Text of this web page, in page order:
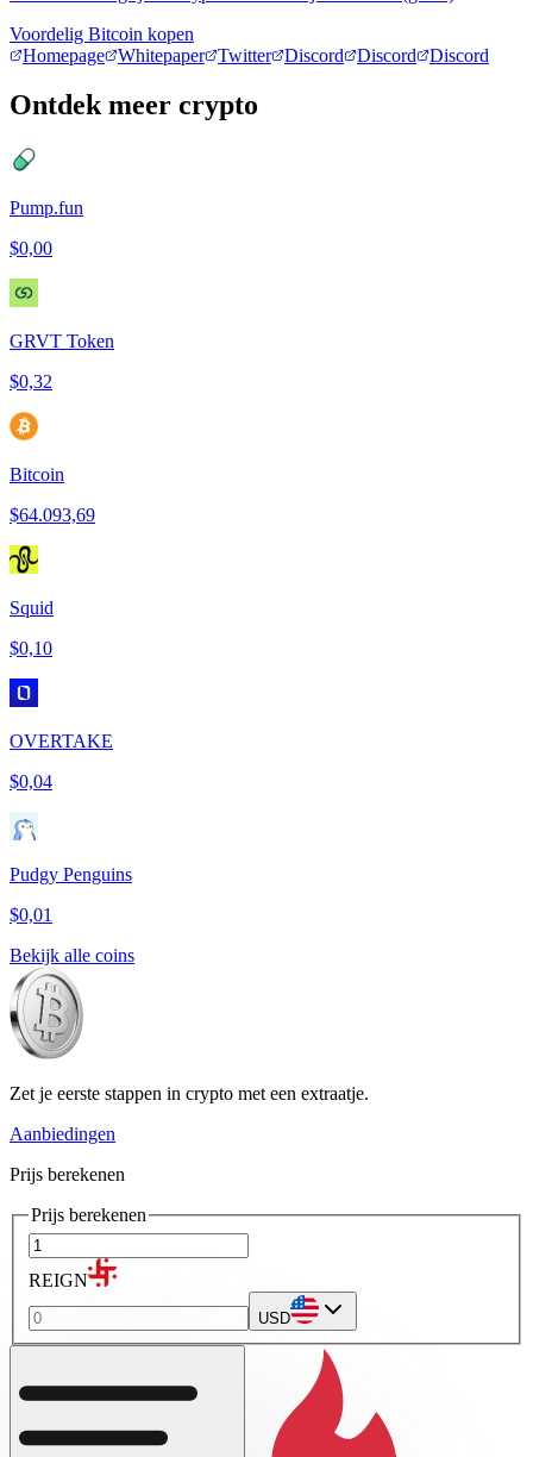
Voordelig Bitcoin kopen
Homepage
Whitepaper Twitter Discord Discord Discord
Ontdek meer crypto
Pump.fun
$0,00
GRVT Token
$0,32
Bitcoin
$64.093,69
Squid
$0,10
OVERTAKE
$0,04
Pudgy Penguins
$0,01
Bekijk alle coins
Zet je eerste stappen in crypto met een extraatje.
Aanbiedingen
Prijs berekenen
Prijs berekenen
REIGN
USD